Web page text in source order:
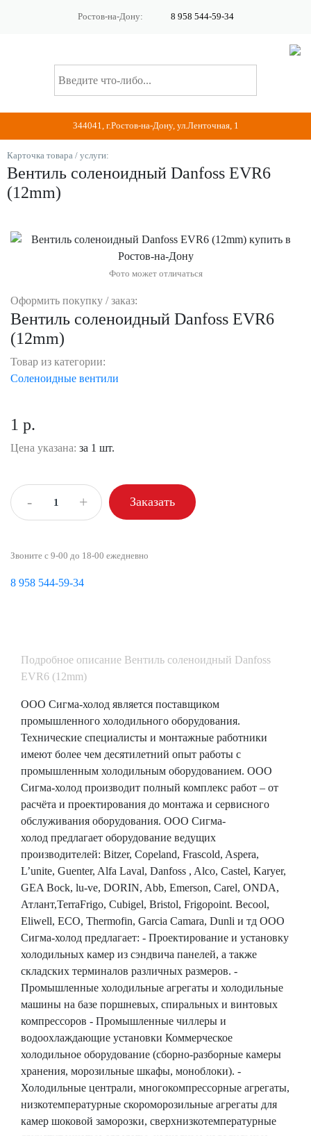
Ростов-на-Дону: 8 958 544-59-34
344041, г.Ростов-на-Дону, ул.Ленточная, 1
Карточка товара / услуги:
Вентиль соленоидный Danfoss EVR6
(12mm)
Фото может отличаться
Оформить покупку / заказ:
Вентиль соленоидный Danfoss EVR6
(12mm)
Товар из категории:
Соленоидные вентили
1 р.
Цена указана: за 1 шт.
- + Заказать
Звоните с 9-00 до 18-00 ежедневно
8 958 544-59-34
Подробное описание Вентиль соленоидный Danfoss
EVR6 (12mm)
ООО Сигма-холод является поставщиком
промышленного холодильного оборудования.
Технические специалисты и монтажные работники
имеют более чем десятилетний опыт работы с
промышленным холодильным оборудованием. ООО
Сигма-холод производит полный комплекс работ – от
расчёта и проектирования до монтажа и сервисного
обслуживания оборудования. ООО Сигма-
холод предлагает оборудование ведущих
производителей: Bitzer, Copeland, Frascold, Aspera,
L’unite, Guenter, Alfa Laval, Danfoss , Alco, Castel, Karyer,
GEA Bock, lu-ve, DORIN, Abb, Emerson, Carel, ONDA,
Атлант,TerraFrigo, Сubigel, Bristol, Frigopoint. Becool,
Eliwell, ECO, Thermofin, Garcia Camara, Dunli и тд ООО
Сигма-холод предлагает: - Проектирование и установку
холодильных камер из сэндвича панелей, а также
складских терминалов различных размеров. -
Промышленные холодильные агрегаты и холодильные
машины на базе поршневых, спиральных и винтовых
компрессоров - Промышленные чиллеры и
водоохлаждающие установки Коммерческое
холодильное оборудование (сборно-разборные камеры
хранения, морозильные шкафы, моноблоки). -
Холодильные централи, многокомпрессорные агрегаты,
низкотемпературные скороморозильные агрегаты для
камер шоковой заморозки, сверхнизкотемпературные